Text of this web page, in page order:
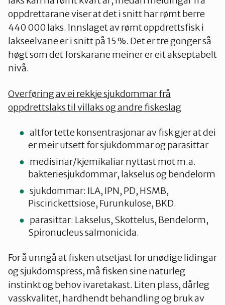
oppdrettarane viser at det i snitt har rømt berre
440 000 laks. Innslaget av rømt oppdrettsfisk i
lakseelvane er i snitt på 15 %. Det er tre gonger så
høgt som det forskarane meiner er eit akseptabelt
nivå.
Overføring av ei rekkje sjukdommar frå
oppdrettslaks til villaks og andre fiskeslag
altfor tette konsentrasjonar av fisk gjer at dei
er meir utsett for sjukdommar og parasittar
medisinar/kjemikaliar nyttast mot m.a.
bakteriesjukdommar, lakselus og bendelorm
sjukdommar: ILA, IPN, PD, HSMB,
Piscirickettsiose, Furunkulose, BKD.
parasittar: Lakselus, Skottelus, Bendelorm,
Spironucleus salmonicida.
For å unngå at fisken utsetjast for unødige lidingar
og sjukdomspress, må fisken sine naturleg
instinkt og behov ivaretakast. Liten plass, dårleg
vasskvalitet, hardhendt behandling og bruk av